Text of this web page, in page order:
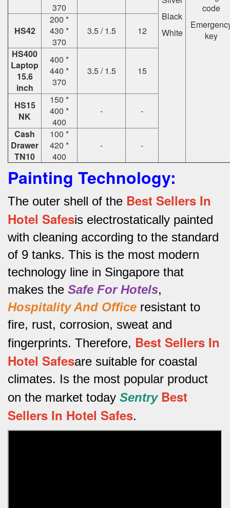
Black
White
code
key
370
HS42
200 *
430 *
370
3.5 / 1.5
12
HS400
Laptop
15.6
inch
400 *
440 *
370
3.5 / 1.5 15
HS15
NK
150 *
400 *
400
-
-
Cash
Drawer
TN10
100 *
420 *
400
- -
Painting Technology:
The outer shell of the Best Sellers In
Hotel Safesis electrostatically painted
with cleaning according to the standard
of 9 tanks. This is the most modern
technology line in Singapore that
makes the Safe For Hotels,
Hospitality And Office resistant to
fire, rust, corrosion, sweat and
fingerprints. Therefore, Best Sellers In
Hotel Safesare suitable for coastal
climates. Is the most popular product
on the market today Sentry Best
Sellers In Hotel Safes.